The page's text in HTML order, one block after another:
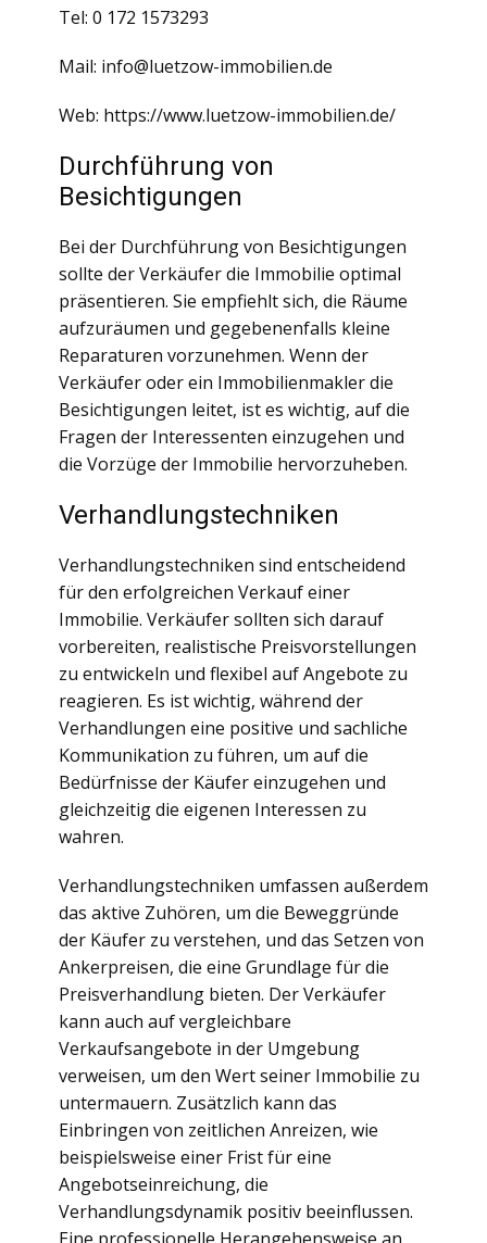
Tel: 0 172 1573293
Mail: info@luetzow-immobilien.de
Web: https://www.luetzow-immobilien.de/
Durchführung von
Besichtigungen
Bei der Durchführung von Besichtigungen
sollte der Verkäufer die Immobilie optimal
präsentieren. Sie empfiehlt sich, die Räume
aufzuräumen und gegebenenfalls kleine
Reparaturen vorzunehmen. Wenn der
Verkäufer oder ein Immobilienmakler die
Besichtigungen leitet, ist es wichtig, auf die
Fragen der Interessenten einzugehen und
die Vorzüge der Immobilie hervorzuheben.
Verhandlungstechniken
Verhandlungstechniken sind entscheidend
für den erfolgreichen Verkauf einer
Immobilie. Verkäufer sollten sich darauf
vorbereiten, realistische Preisvorstellungen
zu entwickeln und flexibel auf Angebote zu
reagieren. Es ist wichtig, während der
Verhandlungen eine positive und sachliche
Kommunikation zu führen, um auf die
Bedürfnisse der Käufer einzugehen und
gleichzeitig die eigenen Interessen zu
wahren.
Verhandlungstechniken umfassen außerdem
das aktive Zuhören, um die Beweggründe
der Käufer zu verstehen, und das Setzen von
Ankerpreisen, die eine Grundlage für die
Preisverhandlung bieten. Der Verkäufer
kann auch auf vergleichbare
Verkaufsangebote in der Umgebung
verweisen, um den Wert seiner Immobilie zu
untermauern. Zusätzlich kann das
Einbringen von zeitlichen Anreizen, wie
beispielsweise einer Frist für eine
Angebotseinreichung, die
Verhandlungsdynamik positiv beeinflussen.